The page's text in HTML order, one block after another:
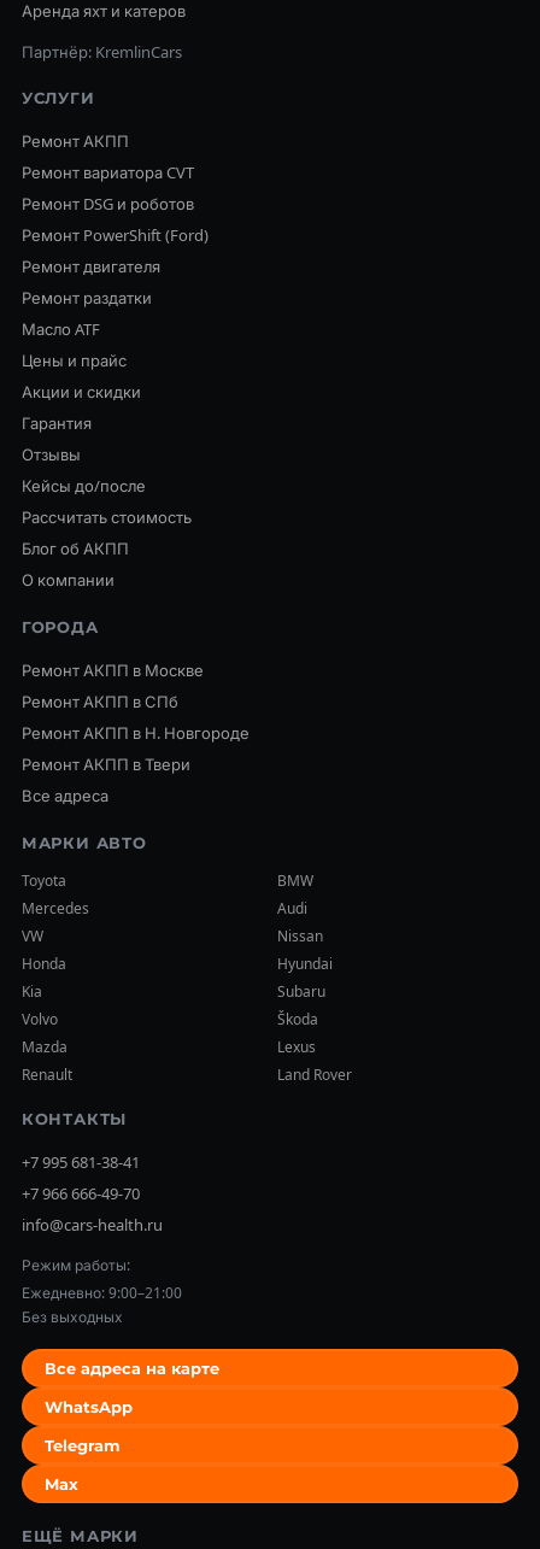
Аренда яхт и катеров
Партнёр: KremlinCars
УСЛУГИ
Ремонт АКПП
Ремонт вариатора CVT
Ремонт DSG и роботов
Ремонт PowerShift (Ford)
Ремонт двигателя
Ремонт раздатки
Масло ATF
Цены и прайс
Акции и скидки
Гарантия
Отзывы
Кейсы до/после
Рассчитать стоимость
Блог об АКПП
О компании
ГОРОДА
Ремонт АКПП в Москве
Ремонт АКПП в СПб
Ремонт АКПП в Н. Новгороде
Ремонт АКПП в Твери
Все адреса
МАРКИ АВТО
Toyota
BMW
Mercedes
Audi
VW
Nissan
Honda
Hyundai
Kia
Subaru
Volvo
Škoda
Mazda
Lexus
Renault
Land Rover
КОНТАКТЫ
+7 995 681-38-41
+7 966 666-49-70
info@cars-health.ru
Режим работы:
Ежедневно: 9:00–21:00
Без выходных
Все адреса на карте
WhatsApp
Telegram
Max
ЕЩЁ МАРКИ